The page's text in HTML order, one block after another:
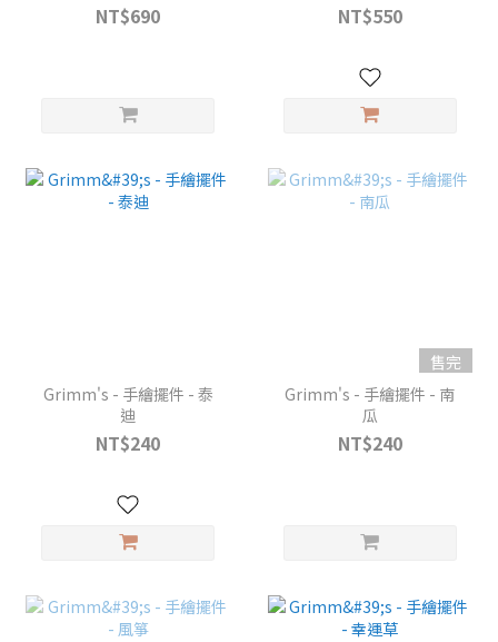
NT$690 NT$550
Grimm's - 手繪擺件 - 泰
迪
NT$240
售完
Grimm's - 手繪擺件 - 南
瓜
NT$240